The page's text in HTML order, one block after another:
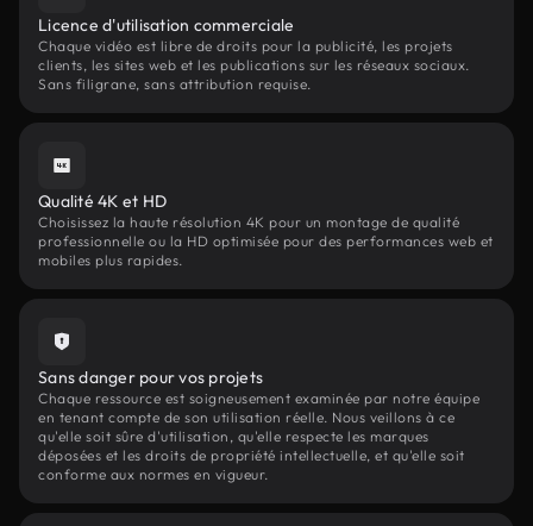
Licence d'utilisation commerciale
Chaque vidéo est libre de droits pour la publicité, les projets
clients, les sites web et les publications sur les réseaux sociaux.
Sans filigrane, sans attribution requise.
Qualité 4K et HD
Choisissez la haute résolution 4K pour un montage de qualité
professionnelle ou la HD optimisée pour des performances web et
mobiles plus rapides.
Sans danger pour vos projets
Chaque ressource est soigneusement examinée par notre équipe
en tenant compte de son utilisation réelle. Nous veillons à ce
qu'elle soit sûre d'utilisation, qu'elle respecte les marques
déposées et les droits de propriété intellectuelle, et qu'elle soit
conforme aux normes en vigueur.